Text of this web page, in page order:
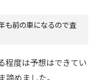
も前の車になるので査
程度は予想はできてい